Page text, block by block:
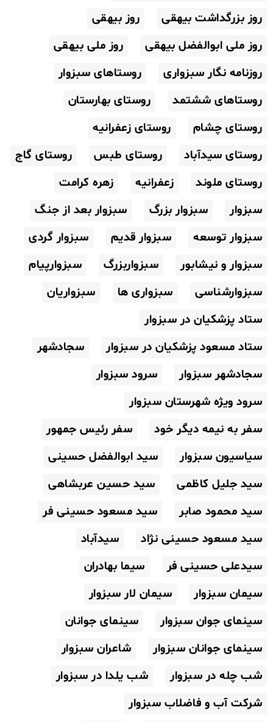
روز بزرگداشت بیهقی
روز بیهقی
روز ملی ابوالفضل بیهقی
روز ملی بیهقی
روزنامه نگار سبزواری
روستاهای سبزوار
روستاهای ششتمد
روستای بهارستان
روستای چشام
روستای زعفرانیه
روستای سیدآباد
روستای طبس
روستای گاج
روستای ملوند
زعفرانیه
زهره کرامت
سبزوار
سبزوار بزرگ
سبزوار بعد از جنگ
سبزوار توسعه
سبزوار قدیم
سبزوار گردی
سبزوار و نیشابور
سبزواربزرگ
سبزوارپیام
سبزوارشناسی
سبزواری ها
سبزواریان
ستاد پزشکیان در سبزوار
ستاد مسعود پزشکیان در سبزوار
سجادشهر
سجادشهر سبزوار
سرود سبزوار
سرود ویژه شهرستان سبزوار
سفر به نیمه دیگر خود
سفر رئیس جمهور
سیاسیون سبزوار
سید ابوالفضل حسینی
سید جلیل کاظمی
سید حسین عربشاهی
سید محمود صابر
سید مسعود حسینی فر
سید مسعود حسینی نژاد
سیدآباد
سیدعلی حسینی فر
سیما بهادران
سیمان سبزوار
سیمان لار سبزوار
سینمای جوان سبزوار
سینمای جوانان
سینمای جوانان سبزوار
شاعران سبزوار
شب چله در سبزوار
شب یلدا در سبزوار
شرکت آب و فاضلاب سبزوار